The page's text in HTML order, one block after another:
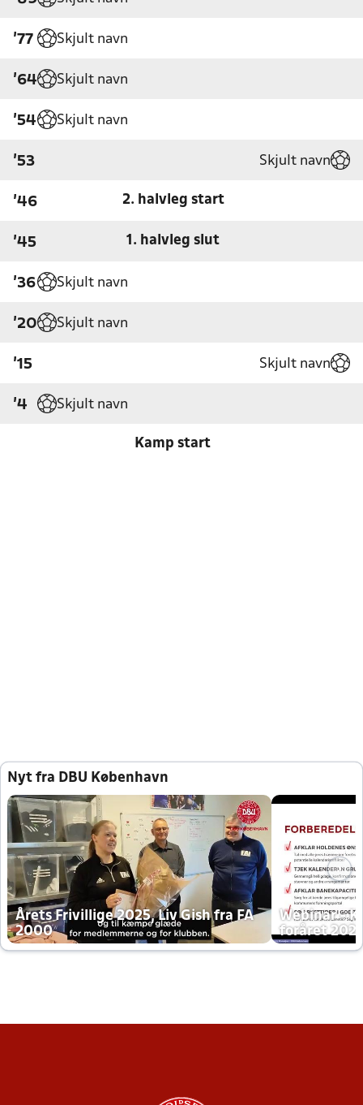
'77 Skjult navn
'64 Skjult navn
'54 Skjult navn
'53 Skjult navn
'46 2. halvleg start
'45 1. halvleg slut
'36 Skjult navn
'20 Skjult navn
'15 Skjult navn
'4 Skjult navn
Kamp start
Nyt fra DBU København
Årets Frivillige 2025, Liv Gish fra FA
2000
Webinar -
foråret